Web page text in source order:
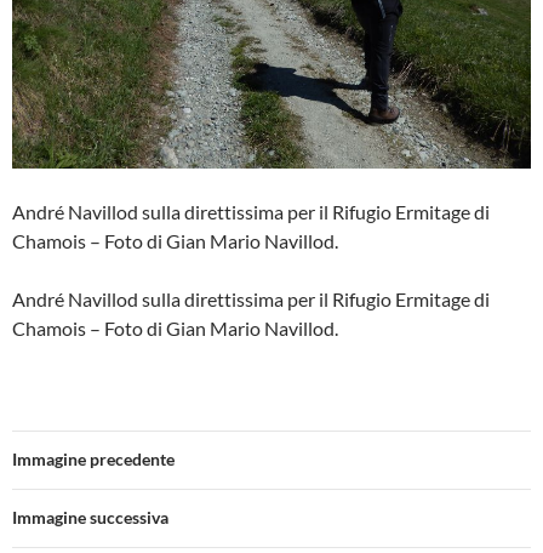
André Navillod sulla direttissima per il Rifugio Ermitage di
Chamois – Foto di Gian Mario Navillod.
André Navillod sulla direttissima per il Rifugio Ermitage di
Chamois – Foto di Gian Mario Navillod.
Immagine precedente
Immagine successiva